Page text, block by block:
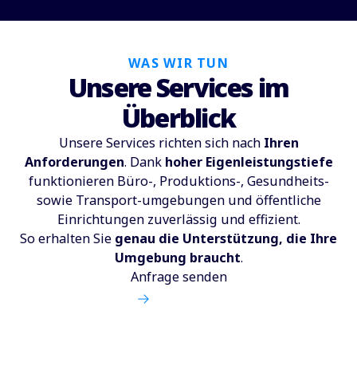
WAS WIR TUN
Unsere Services im
Überblick
Unsere Services richten sich nach Ihren
Anforderungen. Dank hoher Eigenleistungstiefe
funktionieren Büro-, Produktions-, Gesundheits-
sowie Transport-umgebungen und öffentliche
Einrichtungen zuverlässig und effizient.
So erhalten Sie genau die Unterstützung, die Ihre
Umgebung braucht.
Anfrage senden